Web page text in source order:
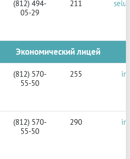
(812) 494-
05-29
211
Экономический лицей
(812) 570-
55-50
255
(812) 570-
55-50
290